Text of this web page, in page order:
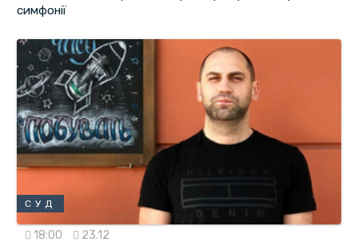
симфонії
СУД
18:00 23.12